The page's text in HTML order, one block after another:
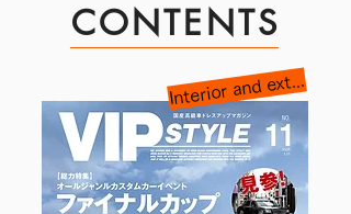
CONTENTS
Interior and exterior